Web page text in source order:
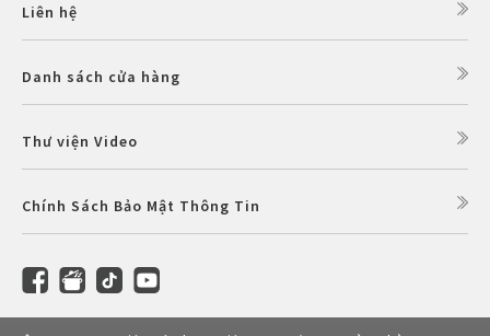
Liên hệ
Danh sách cửa hàng
Thư viện Video
Chính Sách Bảo Mật Thông Tin